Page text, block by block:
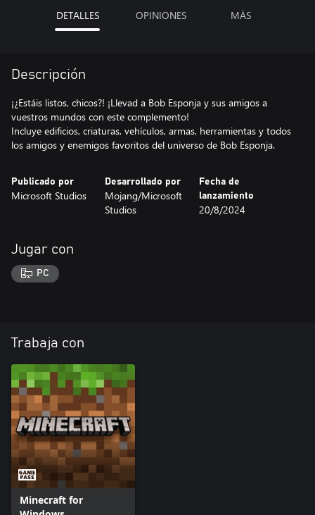
DETALLES OPINIONES MÁS
Descripción
¡¿Estáis listos, chicos?! ¡Llevad a Bob Esponja y sus amigos a
vuestros mundos con este complemento!
Incluye edificios, criaturas, vehículos, armas, herramientas y todos
los amigos y enemigos favoritos del universo de Bob Esponja.
Publicado por
Microsoft Studios
Desarrollado por
Mojang/Microsoft
Studios
Fecha de
lanzamiento
20/8/2024
Jugar con
PC
Trabaja con
Minecraft for